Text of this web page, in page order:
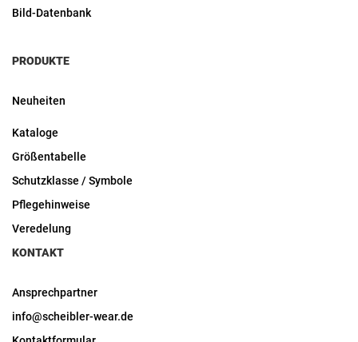
Bild-Datenbank
PRODUKTE
Neuheiten
Kataloge
Größentabelle
Schutzklasse / Symbole
Pflegehinweise
Veredelung
KONTAKT
Ansprechpartner
info@scheibler-wear.de